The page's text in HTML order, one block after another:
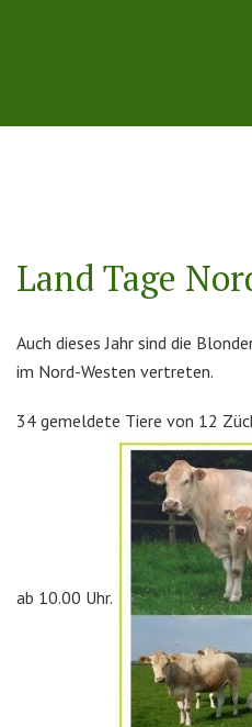
Land Tage
Auch dieses Jahr sind die
im Nord-Westen vertreten.
34 gemeldete Tiere von 12
ab 10.00 Uhr.